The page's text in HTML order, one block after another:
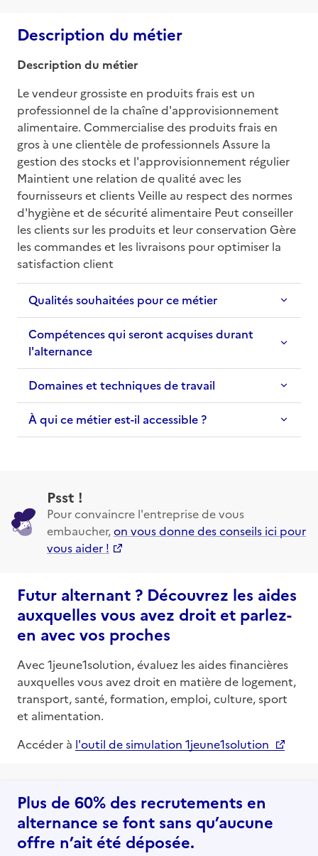
Description du métier
Description du métier
Le vendeur grossiste en produits frais est un
professionnel de la chaîne d'approvisionnement
alimentaire. Commercialise des produits frais en
gros à une clientèle de professionnels Assure la
gestion des stocks et l'approvisionnement régulier
Maintient une relation de qualité avec les
fournisseurs et clients Veille au respect des normes
d'hygiène et de sécurité alimentaire Peut conseiller
les clients sur les produits et leur conservation Gère
les commandes et les livraisons pour optimiser la
satisfaction client
Qualités souhaitées pour ce métier
Compétences qui seront acquises durant
l'alternance
Domaines et techniques de travail
À qui ce métier est-il accessible ?
Psst !
Pour convaincre l'entreprise de vous
embaucher,on vous donne des conseils ici pour
vous aider !
Futur alternant ? Découvrez les aides
auxquelles vous avez droit et parlez-
en avec vos proches
Avec 1jeune1solution, évaluez les aides financières
auxquelles vous avez droit en matière de logement,
transport, santé, formation, emploi, culture, sport
et alimentation.
Accéder à l'outil de simulation 1jeune1solution
Plus de 60% des recrutements en
alternance se font sans qu’aucune
offre n’ait été déposée.